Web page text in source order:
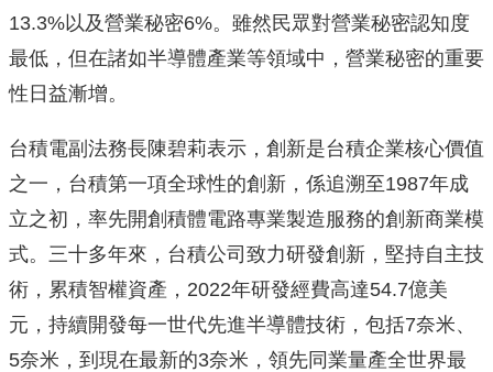
13.3%以及營業秘密6%。雖然民眾對營業秘密認知度
最低，但在諸如半導體產業等領域中，營業秘密的重要
性日益漸增。
台積電副法務長陳碧莉表示，創新是台積企業核心價值
之一，台積第一項全球性的創新，係追溯至1987年成
立之初，率先開創積體電路專業製造服務的創新商業模
式。三十多年來，台積公司致力研發創新，堅持自主技
術，累積智權資產，2022年研發經費高達54.7億美
元，持續開發每一世代先進半導體技術，包括7奈米、
5奈米，到現在最新的3奈米，領先同業量產全世界最